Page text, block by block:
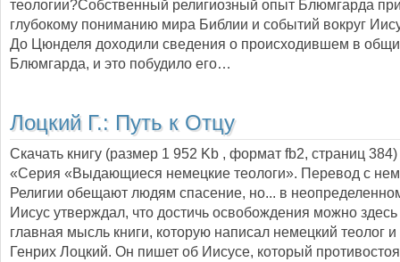
теологии?Собственный религиозный опыт Блюмгарда
глубокому пониманию мира Библии и событий вокруг
До Цюнделя доходили сведения о происходившем в
Блюмгарда, и это побудило его…
Лоцкий Г.: Путь к Отцу
Скачать книгу (размер 1 952 Kb , формат fb2, страниц 384
«Серия «Выдающиеся немецкие теологи». Перевод с
Религии обещают людям спасение, но... в
Иисус утверждал, что достичь освобождения можно
главная мысль книги, которую написал немецкий теолог
Генрих Лоцкий. Он пишет об Иисусе, который